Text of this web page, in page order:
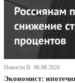
Новости В· 06.08.2026
Экономист: